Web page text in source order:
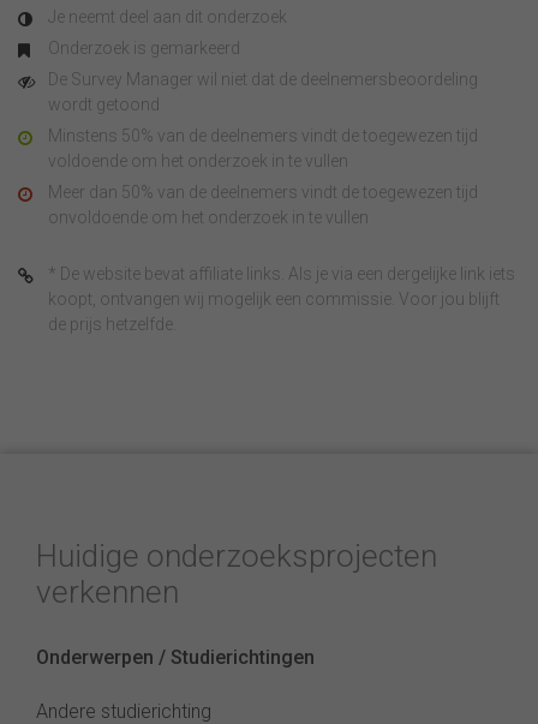
Je neemt deel aan dit onderzoek
Onderzoek is gemarkeerd
De Survey Manager wil niet dat de deelnemersbeoordeling
wordt getoond
Minstens 50% van de deelnemers vindt de toegewezen tijd
voldoende om het onderzoek in te vullen
Meer dan 50% van de deelnemers vindt de toegewezen tijd
onvoldoende om het onderzoek in te vullen
* De website bevat affiliate links. Als je via een dergelijke link iets
koopt, ontvangen wij mogelijk een commissie. Voor jou blijft
de prijs hetzelfde.
Huidige onderzoeksprojecten
verkennen
Onderwerpen / Studierichtingen
Andere studierichting